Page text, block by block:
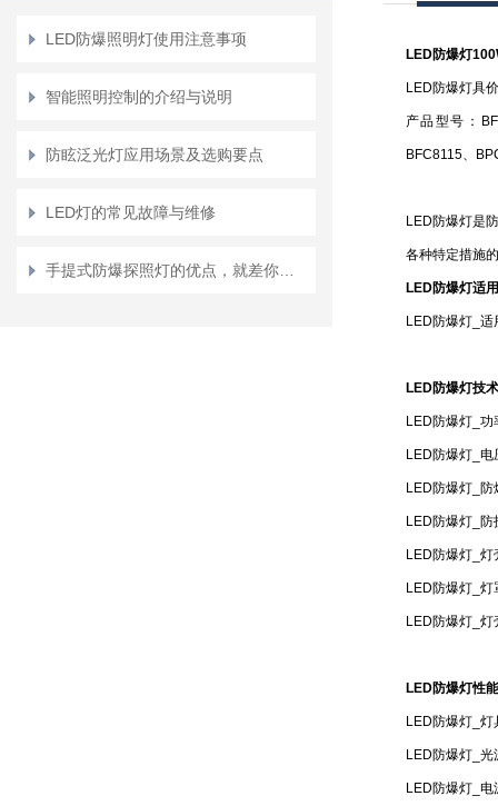
LED防爆照明灯使用注意事项
智能照明控制的介绍与说明
防眩泛光灯应用场景及选购要点
LED灯的常见故障与维修
LED防爆灯
LED防爆灯具
产品型号：
BFC8115、
LED防爆灯是
各种特定措施
LED防爆灯适
LED防爆灯_
LED防爆灯技
LED防爆灯_
LED防爆灯_
LED防爆灯_
LED防爆灯_防
LED防爆灯_
LED防爆灯_
LED防爆灯_
LED防爆灯性
LED防爆灯_
LED防爆灯_
LED防爆灯_